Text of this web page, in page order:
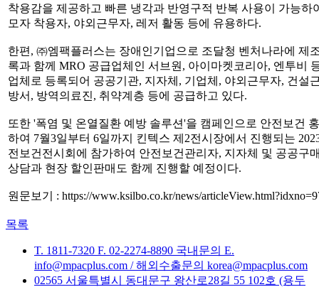
착용감을 제공하고 빠른 냉각과 반영구적 반복 사용이 가능하
모자 착용자, 야외근무자, 레저 활동 등에 유용하다.
한편, ㈜엠팩플러스는 장애인기업으로 조달청 벤처나라에 제
록과 함께 MRO 공급업체인 서브원, 아이마켓코리아, 엔투비
업체로 등록되어 공공기관, 지자체, 기업체, 야외근무자, 건설
방서, 방역의료진, 취약계층 등에 공급하고 있다.
또한 '폭염 및 온열질환 예방 솔루션'을 캠페인으로 안전보건
하여 7월3일부터 6일까지 킨텍스 제2전시장에서 진행되는
전보건전시회에 참가하여 안전보건관리자, 지자체 및 공공구
상담과 현장 할인판매도 함께 진행할 예정이다.
원문보기 : https://www.ksilbo.co.kr/news/
목록
T. 1811-7320 F. 02-2274-8890 국내문의 E.
info@mpacplus.com /해외수출문의 korea@mpacplus.com
02565 서울특별시 동대문구 왕산로28길 55 102호 (용두